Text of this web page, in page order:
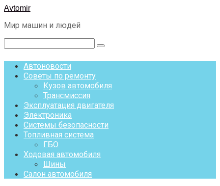
Перейти
контенту
Avtomir
Мир машин и людей
Поиск:
Автоновости
Советы по ремонту
Кузов автомобиля
Трансмиссия
Эксплуатация двигателя
Электроника
Системы безопасности
Топливная система
ГБО
Ходовая автомобиля
Шины
Салон автомобиля